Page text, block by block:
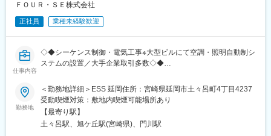
ＦＯＵＲ・ＳＥ株式会社
正社員 業種未経験歓迎
仕事内容
◇◆シーケンス制御・電気工事※大型ビルにて空調・照明自動制シ
ステムの設置／大手企業取引多数◇◆
ビル・商業施設のBAS（ビルオートメーションシステム）設計・
構築業務
オフィスビルや商業施設を中心に、中央監視システムや空調自動
制御システム（BA／BAS）の設計・プログラミング・現場導入を
行っています。
勤務地
＜勤務地詳細＞ESS 延岡住所：宮崎県延岡市土々呂町4丁目4237
受動喫煙対策：敷地内喫煙可能場所あり
【最寄り駅】
土々呂駅、旭ケ丘駅(宮崎県)、門川駅